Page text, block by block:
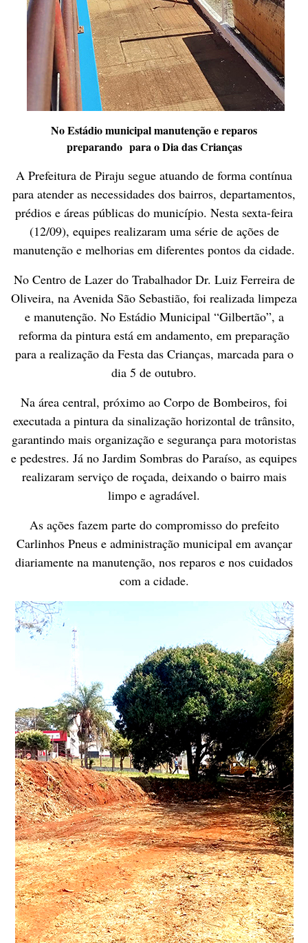
No Estádio municipal manutenção e reparos
preparando para o Dia das Crianças
A Prefeitura de Piraju segue atuando de forma contínua
para atender as necessidades dos bairros, departamentos,
prédios e áreas públicas do município. Nesta sexta-feira
(12/09), equipes realizaram uma série de ações de
manutenção e melhorias em diferentes pontos da cidade.
No Centro de Lazer do Trabalhador Dr. Luiz Ferreira de
Oliveira, na Avenida São Sebastião, foi realizada limpeza
e manutenção. No Estádio Municipal “Gilbertão”, a
reforma da pintura está em andamento, em preparação
para a realização da Festa das Crianças, marcada para o
dia 5 de outubro.
Na área central, próximo ao Corpo de Bombeiros, foi
executada a pintura da sinalização horizontal de trânsito,
garantindo mais organização e segurança para motoristas
e pedestres. Já no Jardim Sombras do Paraíso, as equipes
realizaram serviço de roçada, deixando o bairro mais
limpo e agradável.
As ações fazem parte do compromisso do prefeito
Carlinhos Pneus e administração municipal em avançar
diariamente na manutenção, nos reparos e nos cuidados
com a cidade.